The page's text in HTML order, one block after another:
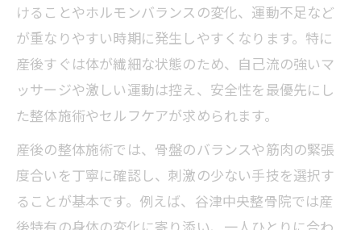
けることやホルモンバランスの変化、運動不足など
が重なりやすい時期に発生しやすくなります。特に
産後すぐは体が繊細な状態のため、自己流の強いマ
ッサージや激しい運動は控え、安全性を最優先にし
た整体施術やセルフケアが求められます。
産後の整体施術では、骨盤のバランスや筋肉の緊張
度合いを丁寧に確認し、刺激の少ない手技を選択す
ることが基本です。例えば、谷津中央整骨院では産